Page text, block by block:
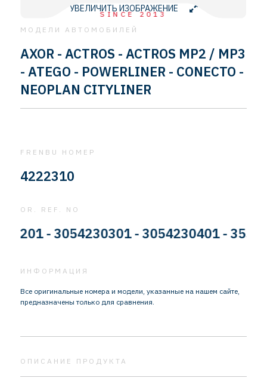
SINCE 2013
УВЕЛИЧИТЬ ИЗОБРАЖЕНИЕ
МОДЕЛИ АВТОМОБИЛЕЙ
AXOR - ACTROS - ACTROS MP2 / MP3
- ATEGO - POWERLINER - CONECTO -
NEOPLAN CITYLINER
FRENBU НОМЕР
4222310
OR. REF. NO
- 3054230301 - 3054230401 -
ИНФОРМАЦИЯ
Все оригинальные номера и модели, указанные на нашем сайте,
предназначены только для сравнения.
ОПИСАНИЕ ПРОДУКТА